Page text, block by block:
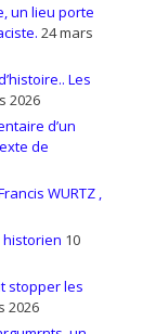
un lieu porte
24 mars
Les
2026
d’un
de
WURTZ ,
historien 10
stopper les
2026